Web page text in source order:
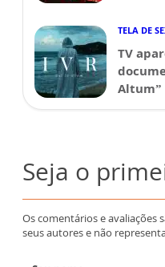
TELA DE
TV
Altum”
Seja o
Os comentários e avaliações
seus autores e não